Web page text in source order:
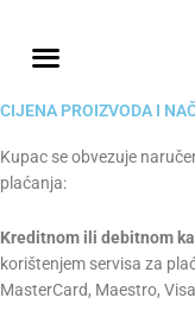
content
CIJENA PROIZVODA I
Kupac se obvezuje
plaćanja:
Kreditnom ili debitnom
korištenjem servisa za
MasterCard, Maestro,